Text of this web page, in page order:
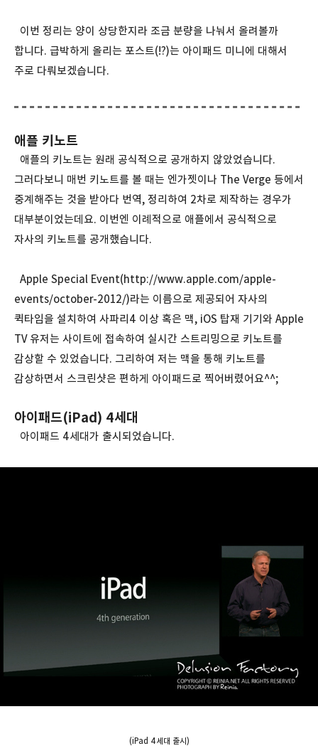
이번 정리는 양이 상당한지라 조금 분량을 나눠서 올려볼까
합니다. 급박하게 올리는 포스트(!?)는 아이패드 미니에 대해서
주로 다뤄보겠습니다.
애플 키노트
애플의 키노트는 원래 공식적으로 공개하지 않았었습니다.
그러다보니 매번 키노트를 볼 때는 엔가젯이나 The Verge 등에서
중계해주는 것을 받아다 번역, 정리하여 2차로 제작하는 경우가
대부분이었는데요. 이번엔 이례적으로 애플에서 공식적으로
자사의 키노트를 공개했습니다.
Apple Special Event(http://www.apple.com/apple-
events/october-2012/)라는 이름으로 제공되어 자사의
퀵타임을 설치하여 사파리4 이상 혹은 맥, iOS 탑재 기기와 Apple
TV 유저는 사이트에 접속하여 실시간 스트리밍으로 키노트를
감상할 수 있었습니다. 그리하여 저는 맥을 통해 키노트를
감상하면서 스크린샷은 편하게 아이패드로 찍어버렸어요^^;
아이패드(iPad) 4세대
아이패드 4세대가 출시되었습니다.
(iPad 4세대 출시)